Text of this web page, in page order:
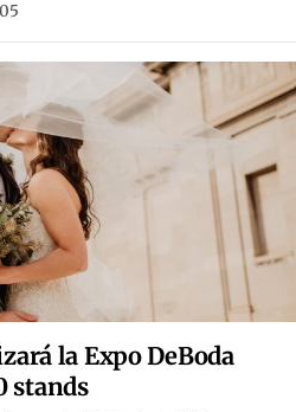
la Expo DeBoda
stands